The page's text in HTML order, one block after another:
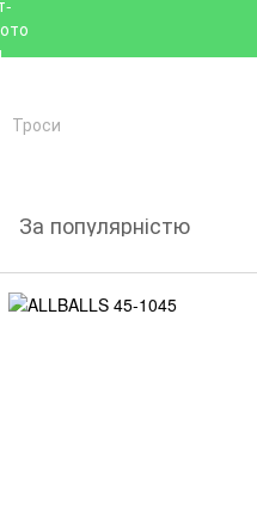
Троси
За популярністю